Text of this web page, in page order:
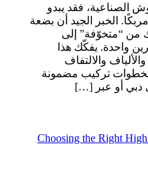
الصناعية، فقد يبدو
الخبر الجيد أن بضعة
من “متخوّفة” إلى
واحدة. يفكّك هذا
والالتفاف
بخطوات تركيب مضمونة
دبي أو عبر […]